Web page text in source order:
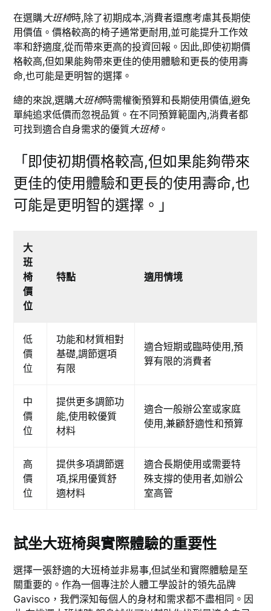
在選購大班椅時,除了初期成本,消費者還應考慮其長期使
用價值。價格較高的椅子通常更耐用,並可能提升工作效
率和舒適度,從而帶來更高的投資回報。因此,即使初期價
格較高,但如果能夠帶來更佳的使用體驗和更長的使用壽
命,也可能是更明智的選擇。
總的來說,選購大班椅時需權衡預算和長期使用價值,避免
單純追求低價而忽視品質。在不同預算範圍內,消費者都
可找到適合自身需求的優質大班椅。
「即使初期價格較高,但如果能夠帶來
更佳的使用體驗和更長的使用壽命,也
可能是更明智的選擇。」
大
班
椅
價
位
特點 適用情境
低
價
位
功能和材質相對
基礎,調節選項
有限
適合短期或臨時使用,預
算有限的消費者
中
價
位
提供更多調節功
能,使用較優質
材料
適合一般辦公室或家庭
使用,兼顧舒適性和預算
高
價
位
提供多項調節選
項,採用優質舒
適材料
適合長期使用或需要特
殊支撐的使用者,如辦公
室高管
試坐大班椅與實際體驗的重要性
選擇一張舒適的大班椅並非易事,但試坐和實際體驗是至
關重要的。作為一個專注於人體工學設計的領先品牌
Gavisco，我們深知每個人的身材和需求都不盡相同。因